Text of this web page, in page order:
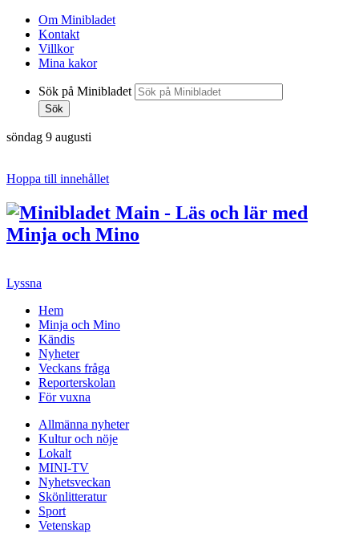
Om Minibladet
Kontakt
Villkor
Mina kakor
Sök på Minibladet
Sök
söndag 9 augusti
Hoppa till innehållet
Lyssna
Hem
Minja och Mino
Kändis
Nyheter
Veckans fråga
Reporterskolan
För vuxna
Allmänna nyheter
Kultur och nöje
Lokalt
MINI-TV
Nyhetsveckan
Skönlitteratur
Sport
Vetenskap